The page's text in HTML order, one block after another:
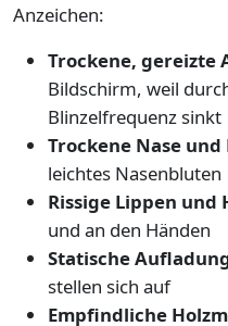
Anzeichen:
Trockene, gereizte
Bildschirm, weil
Blinzelfrequenz sinkt
Trockene Nase und
leichtes Nasenbluten
Rissige Lippen und
und an den Händen
Statische
stellen sich auf
Empfindliche